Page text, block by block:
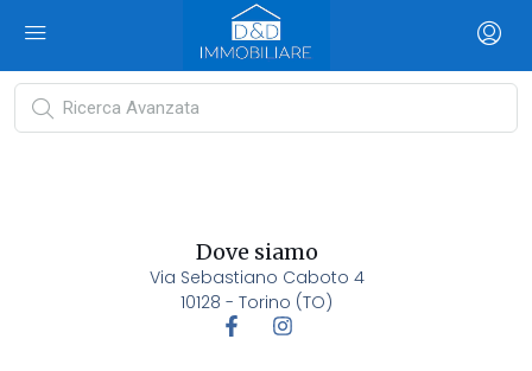
Dove siamo
Via Sebastiano Caboto 4
10128 - Torino (TO)